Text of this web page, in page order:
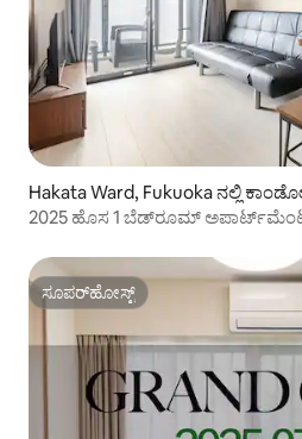
Hakata Ward, Fukuoka ನಲ್ಲಿ
2025 ಹೊಸ 1 ಬೆಡ್‌ರೂಮ್
ಸೂಪರ್‌ಹೋಸ್ಟ್
ಸೂಪರ್‌ಹೋಸ್ಟ್